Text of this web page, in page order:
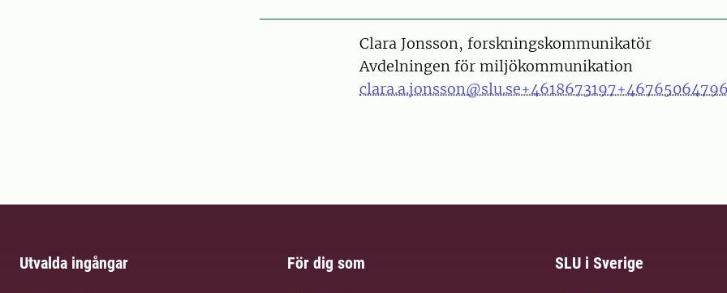
PersonClara Jonsson, forskningskommunikatör
Avdelningen för miljökommunikation
clara.a.jonsson@slu.se+4618673197
Utvalda ingångar För dig som SLU i Sverige